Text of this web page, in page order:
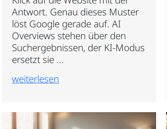
Antwort. Genau dieses Muster
löst Google gerade auf. AI
Overviews stehen über den
Suchergebnissen, der KI-Modus
ersetzt sie ...
weiterlesen